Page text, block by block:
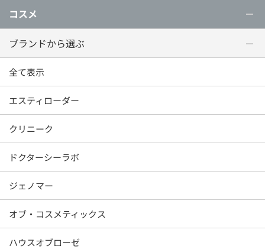
コスメ
ブランドから選ぶ
全て表示
エスティローダー
クリニーク
ドクターシーラボ
ジェノマー
オブ・コスメティックス
ハウスオブローゼ